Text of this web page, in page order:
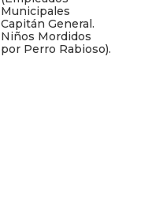
Municipales
Capitán General.
Niños Mordidos
por Perro Rabioso).